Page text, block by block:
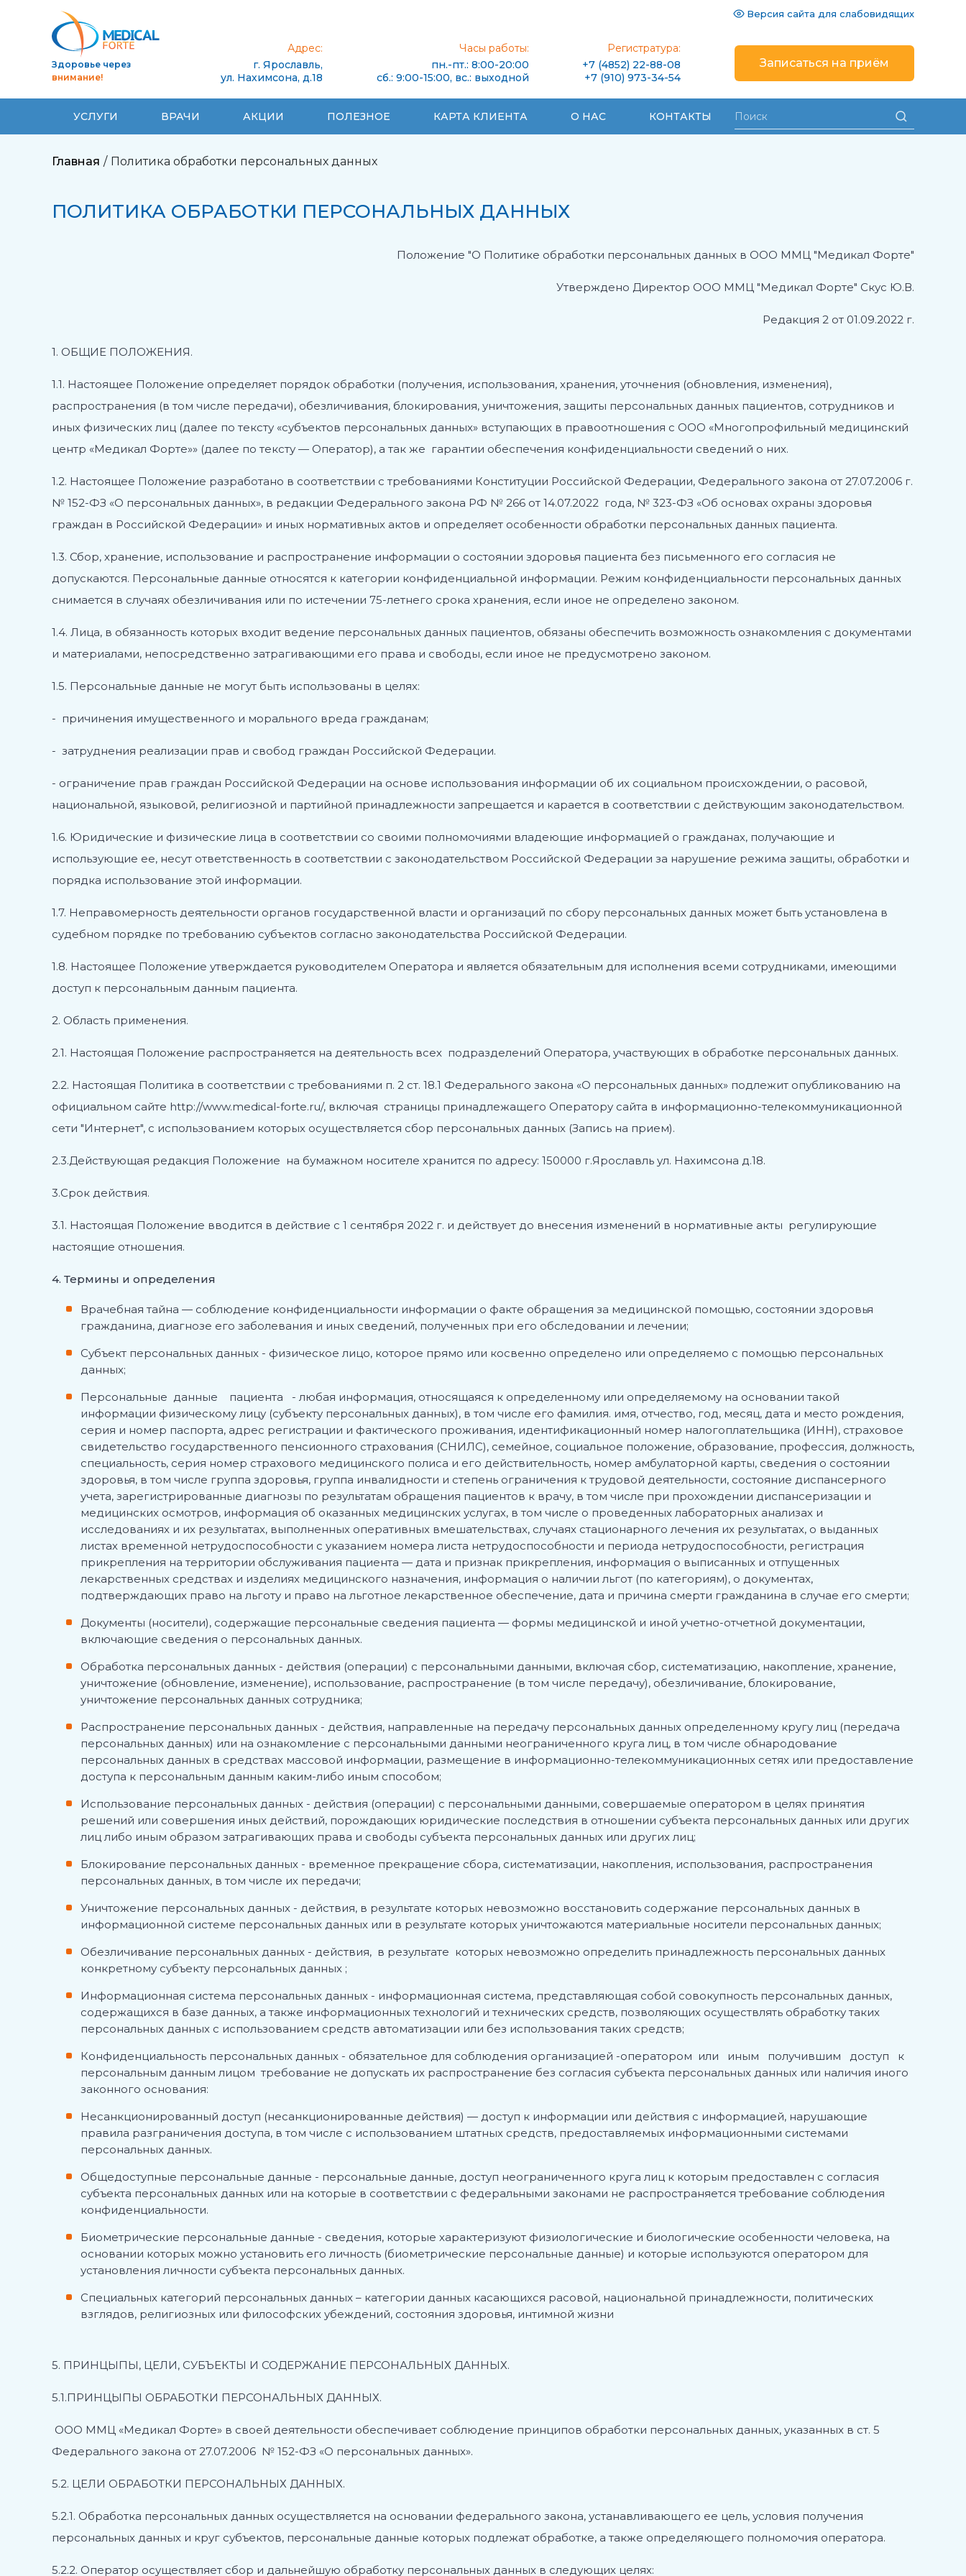
Здоровье через
внимание!
Адрес:
г. Ярославль,
ул. Нахимсона, д.18
Часы работы:
пн.-пт.: 8:00-20:00
сб.: 9:00-15:00, вс.: выходной
Регистратура:
+7 (4852) 22-88-08
+7 (910) 973-34-54
Версия сайта для слабовидящих
Записаться на приём
УСЛУГИ ВРАЧИ АКЦИИ ПОЛЕЗНОЕ КАРТА КЛИЕНТА О НАС КОНТАКТЫ
Главная Политика обработки персональных данных
ПОЛИТИКА ОБРАБОТКИ ПЕРСОНАЛЬНЫХ ДАННЫХ
Положение "О Политике обработки персональных данных в ООО ММЦ "Медикал Форте"
Утверждено Директор ООО ММЦ "Медикал Форте" Скус Ю.В.
Редакция 2 от 01.09.2022 г.
1. ОБЩИЕ ПОЛОЖЕНИЯ.
1.1. Настоящее Положение определяет порядок обработки (получения, использования, хранения, уточнения (обновления, изменения),
распространения (в том числе передачи), обезличивания, блокирования, уничтожения, защиты персональных данных пациентов, сотрудников и
иных физических лиц (далее по тексту «субъектов персональных данных» вступающих в правоотношения с ООО «Многопрофильный медицинский
центр «Медикал Форте»» (далее по тексту — Оператор), а так же гарантии обеспечения конфиденциальности сведений о них.
1.2. Настоящее Положение разработано в соответствии с требованиями Конституции Российской Федерации, Федерального закона от 27.07.2006 г.
№ 152-ФЗ «О персональных данных», в редакции Федерального закона РФ № 266 от 14.07.2022 года, № 323-ФЗ «Об основах охраны здоровья
граждан в Российской Федерации» и иных нормативных актов и определяет особенности обработки персональных данных пациента.
1.3. Сбор, хранение, использование и распространение информации о состоянии здоровья пациента без письменного его согласия не
допускаются. Персональные данные относятся к категории конфиденциальной информации. Режим конфиденциальности персональных данных
снимается в случаях обезличивания или по истечении 75-летнего срока хранения, если иное не определено законом.
1.4. Лица, в обязанность которых входит ведение персональных данных пациентов, обязаны обеспечить возможность ознакомления с документами
и материалами, непосредственно затрагивающими его права и свободы, если иное не предусмотрено законом.
1.5. Персональные данные не могут быть использованы в целях:
- причинения имущественного и морального вреда гражданам;
- затруднения реализации прав и свобод граждан Российской Федерации.
- ограничение прав граждан Российской Федерации на основе использования информации об их социальном происхождении, о расовой,
национальной, языковой, религиозной и партийной принадлежности запрещается и карается в соответствии с действующим законодательством.
1.6. Юридические и физические лица в соответствии со своими полномочиями владеющие информацией о гражданах, получающие и
использующие ее, несут ответственность в соответствии с законодательством Российской Федерации за нарушение режима защиты, обработки и
порядка использование этой информации.
1.7. Неправомерность деятельности органов государственной власти и организаций по сбору персональных данных может быть установлена в
судебном порядке по требованию субъектов согласно законодательства Российской Федерации.
1.8. Настоящее Положение утверждается руководителем Оператора и является обязательным для исполнения всеми сотрудниками, имеющими
доступ к персональным данным пациента.
2. Область применения.
2.1. Настоящая Положение распространяется на деятельность всех подразделений Оператора, участвующих в обработке персональных данных.
2.2. Настоящая Политика в соответствии с требованиями п. 2 ст. 18.1 Федерального закона «О персональных данных» подлежит опубликованию на
официальном сайте http://www.medical-forte.ru/, включая страницы принадлежащего Оператору сайта в информационно-телекоммуникационной
сети "Интернет", с использованием которых осуществляется сбор персональных данных (Запись на прием).
2.3.Действующая редакция Положение на бумажном носителе хранится по адресу: 150000 г.Ярославль ул. Нахимсона д.18.
3.Срок действия.
3.1. Настоящая Положение вводится в действие с 1 сентября 2022 г. и действует до внесения изменений в нормативные акты регулирующие
настоящие отношения.
4. Термины и определения
Врачебная тайна — соблюдение конфиденциальности информации о факте обращения за медицинской помощью, состоянии здоровья
гражданина, диагнозе его заболевания и иных сведений, полученных при его обследовании и лечении;
Субъект персональных данных - физическое лицо, которое прямо или косвенно определено или определяемо с помощью персональных
данных;
Персональные данные пациента - любая информация, относящаяся к определенному или определяемому на основании такой
информации физическому лицу (субъекту персональных данных), в том числе его фамилия. имя, отчество, год, месяц, дата и место рождения,
серия и номер паспорта, адрес регистрации и фактического проживания, идентификационный номер налогоплательщика (ИНН), страховое
свидетельство государственного пенсионного страхования (СНИЛС), семейное, социальное положение, образование, профессия, должность,
специальность, серия номер страхового медицинского полиса и его действительность, номер амбулаторной карты, сведения о состоянии
здоровья, в том числе группа здоровья, группа инвалидности и степень ограничения к трудовой деятельности, состояние диспансерного
учета, зарегистрированные диагнозы по результатам обращения пациентов к врачу, в том числе при прохождении диспансеризации и
медицинских осмотров, информация об оказанных медицинских услугах, в том числе о проведенных лабораторных анализах и
исследованиях и их результатах, выполненных оперативных вмешательствах, случаях стационарного лечения их результатах, о выданных
листах временной нетрудоспособности с указанием номера листа нетрудоспособности и периода нетрудоспособности, регистрация
прикрепления на территории обслуживания пациента — дата и признак прикрепления, информация о выписанных и отпущенных
лекарственных средствах и изделиях медицинского назначения, информация о наличии льгот (по категориям), о документах,
подтверждающих право на льготу и право на льготное лекарственное обеспечение, дата и причина смерти гражданина в случае его смерти;
Документы (носители), содержащие персональные сведения пациента — формы медицинской и иной учетно-отчетной документации,
включающие сведения о персональных данных.
Обработка персональных данных - действия (операции) с персональными данными, включая сбор, систематизацию, накопление, хранение,
уничтожение (обновление, изменение), использование, распространение (в том числе передачу), обезличивание, блокирование,
уничтожение персональных данных сотрудника;
Распространение персональных данных - действия, направленные на передачу персональных данных определенному кругу лиц (передача
персональных данных) или на ознакомление с персональными данными неограниченного круга лиц, в том числе обнародование
персональных данных в средствах массовой информации, размещение в информационно-телекоммуникационных сетях или предоставление
доступа к персональным данным каким-либо иным способом;
Использование персональных данных - действия (операции) с персональными данными, совершаемые оператором в целях принятия
решений или совершения иных действий, порождающих юридические последствия в отношении субъекта персональных данных или других
лиц либо иным образом затрагивающих права и свободы субъекта персональных данных или других лиц;
Блокирование персональных данных - временное прекращение сбора, систематизации, накопления, использования, распространения
персональных данных, в том чиcлe их передачи;
Уничтожение персональных данных - действия, в результате которых невозможно восстановить содержание персональных данных в
информационной системе персональных данных или в результате которых уничтожаются материальные носители персональных данных;
Обезличивание персональных данных - действия, в результате которых невозможно определить принадлежность персональных данных
конкретному субъекту персональных данных ;
Информационная система персональных данных - информационная система, представляющая собой совокупность персональных данных,
содержащихся в базе данных, а также информационных технологий и технических средств, позволяющих осуществлять обработку таких
персональных данных с использованием средств автоматизации или без использования таких средств;
Конфиденциальность персональных данных - обязательное для соблюдения организацией -оператором или иным получившим доступ к
персональным данным лицом требование не допускать их распространение без согласия субъекта персональных данных или наличия иного
законного основания:
Несанкционированный доступ (несанкционированные действия) — доступ к информации или действия с информацией, нарушающие
правила разграничения доступа, в том числе с использованием штатных средств, предоставляемых информационными системами
персональных данных.
Общедоступные персональные данные - персональные данные, доступ неограниченного круга лиц к которым предоставлен с согласия
субъекта персональных данных или на которые в соответствии с федеральными законами не распространяется требование соблюдения
конфиденциальности.
Биометрические персональные данные - сведения, которые характеризуют физиологические и биологические особенности человека, на
основании которых можно установить его личность (биометрические персональные данные) и которые используются оператором для
установления личности субъекта персональных данных.
Специальных категорий персональных данных – категории данных касающихся расовой, национальной принадлежности, политических
взглядов, религиозных или философских убеждений, состояния здоровья, интимной жизни
5. ПРИНЦЫПЫ, ЦЕЛИ, СУБЪЕКТЫ И СОДЕРЖАНИЕ ПЕРСОНАЛЬНЫХ ДАННЫХ.
5.1.ПРИНЦЫПЫ ОБРАБОТКИ ПЕРСОНАЛЬНЫХ ДАННЫХ.
ООО ММЦ «Медикал Форте» в своей деятельности обеспечивает соблюдение принципов обработки персональных данных, указанных в ст. 5
Федерального закона от 27.07.2006 № 152-ФЗ «О персональных данных».
5.2. ЦЕЛИ ОБРАБОТКИ ПЕРСОНАЛЬНЫХ ДАННЫХ.
5.2.1. Обработка персональных данных осуществляется на основании федерального закона, устанавливающего ее цель, условия получения
персональных данных и круг субъектов, персональные данные которых подлежат обработке, а также определяющего полномочия оператора.
5.2.2. Оператор осуществляет сбор и дальнейшую обработку персональных данных в следующих целях: